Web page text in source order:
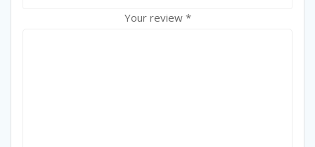
Your review *